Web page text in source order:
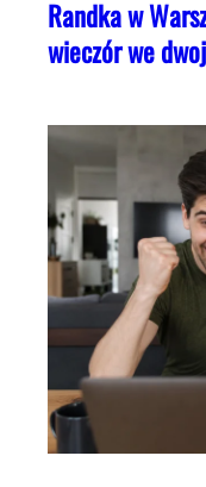
Randka w
wieczór we